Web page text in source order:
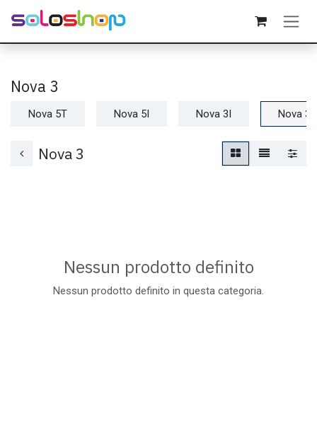
Passa al contenuto
Nova 3
Nova 5T Nova 5I Nova 3I Nova 3
Nova 3
Nessun prodotto definito
Nessun prodotto definito in questa categoria.